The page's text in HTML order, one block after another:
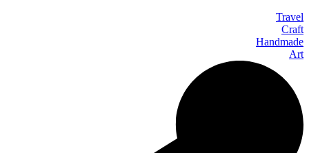
Travel
Craft
Handmade
Art